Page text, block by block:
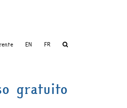
EN FR
gratuito